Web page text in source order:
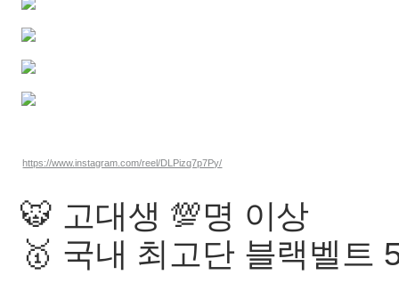
https://www.instagram.com/reel/DLPizq7p7Py/
🐯 고대생 💯명 이상
🥇 국내 최고단 블랙벨